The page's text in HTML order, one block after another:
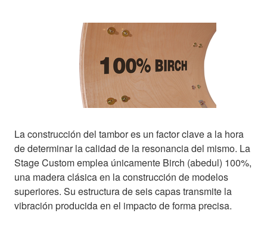
La construcción del tambor es un factor clave a la hora
de determinar la calidad de la resonancia del mismo. La
Stage Custom emplea únicamente Birch (abedul) 100%,
una madera clásica en la construcción de modelos
superiores. Su estructura de seis capas transmite la
vibración producida en el impacto de forma precisa.